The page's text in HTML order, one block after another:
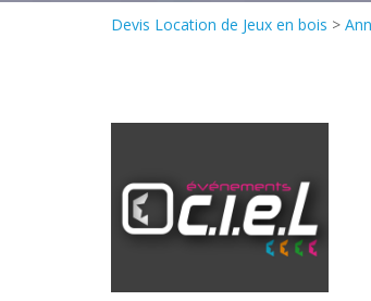
Devis Location de Jeux en bois >